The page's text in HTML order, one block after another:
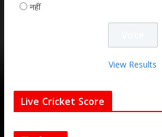
नहीं
View Results
Live Cricket Score